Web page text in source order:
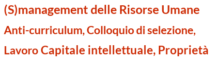
(S)management delle Risorse Umane
Anti-curriculum, Colloquio di selezione,
LavoroCapitale intellettuale, Proprietà